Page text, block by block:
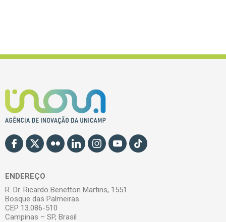
ENDEREÇO
R. Dr. Ricardo Benetton Martins, 1551
Bosque das Palmeiras
CEP 13.086-510
Campinas – SP, Brasil